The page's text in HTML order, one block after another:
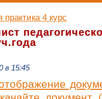
практика 4 курс
в 15:45